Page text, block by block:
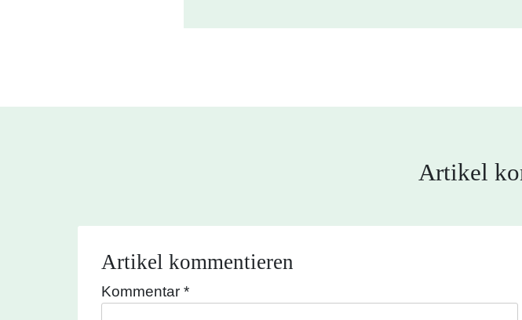
Artikel
Artikel kommentieren
Kommentar *
Alternative: